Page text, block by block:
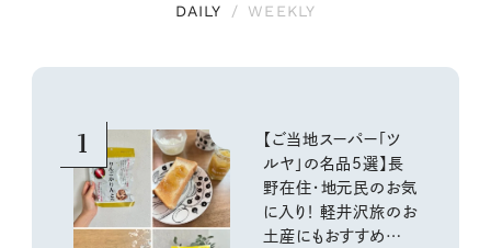
DAILY / WEEKLY
1
【ご当地スーパー「ツ
ルヤ」の名品5選】長
野在住・地元民のお気
に入り！ 軽井沢旅のお
土産にもおすすめのお